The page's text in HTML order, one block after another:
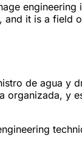
engineering
and it is a field
de agua y
organizada, y